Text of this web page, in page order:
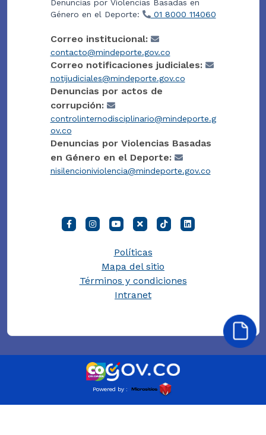
Denuncias por Violencias Basadas en
Género en el Deporte:
01 8000 114060
Correo institucional:
contacto@mindeporte.gov.co
Correo notificaciones judiciales:
notijudiciales@mindeporte.gov.co
Denuncias por actos de
corrupción:
controlinternodisciplinario@mindeporte.g
ov.co
Denuncias por Violencias Basadas
en Género en el Deporte:
nisilencioniviolencia@mindeporte.gov.co
Políticas
Mapa del sitio
Términos y condiciones
Intranet
Powered by :